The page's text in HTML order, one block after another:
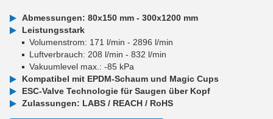
Abmessungen: 80x150 mm - 300x1200 mm
Leistungsstark
Volumenstrom: 171 l/min - 2896 l/min
Luftverbrauch: 208 l/min - 832 l/min
Vakuumlevel max.: -85 kPa
Kompatibel mit EPDM-Schaum und Magic Cups
ESC-Valve Technologie für Saugen über Kopf
Zulassungen: LABS / REACH / RoHS